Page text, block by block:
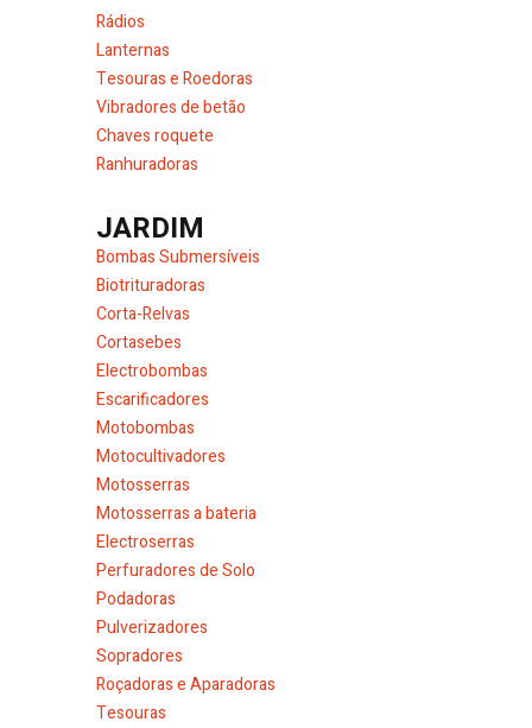
Rádios
Lanternas
Tesouras e Roedoras
Vibradores de betão
Chaves roquete
Ranhuradoras
JARDIM
Bombas Submersíveis
Biotrituradoras
Corta-Relvas
Cortasebes
Electrobombas
Escarificadores
Motobombas
Motocultivadores
Motosserras
Motosserras a bateria
Electroserras
Perfuradores de Solo
Podadoras
Pulverizadores
Sopradores
Roçadoras e Aparadoras
Tesouras